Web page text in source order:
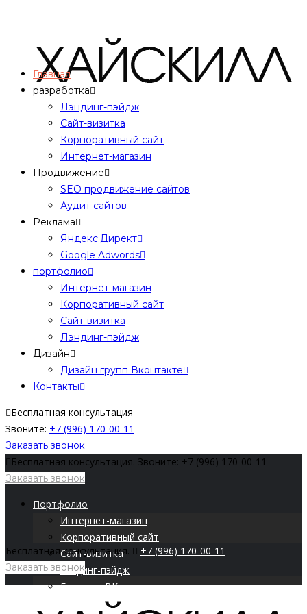
Главная
разработка
Лэндинг-пэйдж
Сайт-визитка
Корпоративный сайт
Интернет-магазин
Продвижение
SEO продвижение сайтов
Аудит сайтов
Реклама
Яндекс.Директ
Google Adwords
портфолио
Интернет-магазин
Корпоративный сайт
Сайт-визитка
Лэндинг-пэйдж
Дизайн
Дизайн групп Вконтакте
Контакты
Бесплатная консультация
Звоните: +7 (996) 170-00-11
Заказать звонок
Бесплатная консультация. Звоните: +7 (996) 170-00-11
Заказать звонок
Портфолио
Интернет-магазин
Корпоративный сайт
Сайт-визитка
Лэндинг-пэйдж
Группы в ВК
Бесплатная консультация. +7 (996) 170-00-11
Заказать звонок